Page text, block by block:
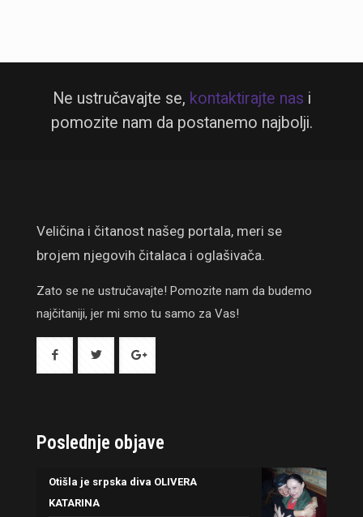
Ne ustručavajte se, kontaktirajte nas i
pomozite nam da postanemo najbolji.
Veličina i čitanost našeg portala, meri se
brojem njegovih čitalaca i oglašivača.
Zato se ne ustručavajte! Pomozite nam da budemo
najčitaniji, jer mi smo tu samo za Vas!
Poslednje objave
Otišla je srpska diva OLIVERA
KATARINA